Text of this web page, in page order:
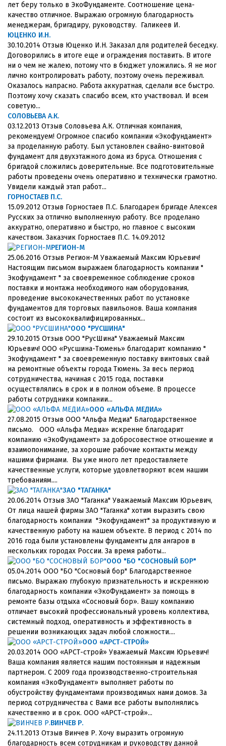
лет беру только в ЭкоФундаменте. Соотношение цена-
качество отличное. Выражаю огромную благодарность
менеджерам, бригадиру, руководству. Галикеев И.
ЮЦЕНКО И.Н.
30.10.2014 Отзыв Юценко И.Н. Заказал для родителей беседку.
Договорились в итоге еще и ограждения поставить. В итоге
ни о чем не жалею, потому что в бюджет уложились. Я не мог
лично контролировать работу, поэтому очень переживал.
Оказалось напрасно. Работа аккуратная, сделали все быстро.
Поэтому хочу сказать спасибо всем, кто участвовал. И всем
советую...
СОЛОВЬЕВА А.К.
03.12.2013 Отзыв Соловьева А.К. Отличная компания,
рекомендуем! Огромное спасибо компании «Экофундамент»
за проделанную работу. Был установлен свайно-винтовой
фундамент для двухэтажного дома из бруса. Отношения с
бригадой сложились доверительные. Все подготовительные
работы проведены очень оперативно и технически грамотно.
Увидели каждый этап работ...
ГОРНОСТАЕВ П.С.
15.09.2012 Отзыв Горностаев П.С. Благодарен бригаде Алексея
Русских за отлично выполненную работу. Все проделано
аккуратно, оперативно и быстро, но главное с высоким
качеством. Заказчик Горностаев П.С. 14.09.2012
РЕГИОН-М
25.06.2016 Отзыв Регион-М Уважаемый Максим Юрьевич!
Настоящим письмом выражаем благодарность компании "
Экофундамент " за своевременное соблюдение сроков
поставки и монтажа необходимого нам оборудования,
проведение высококачественных работ по установке
фундаментов для торговых павильонов. Ваша компания
состоит из высококвалифицированных...
ООО "РУСШИНА"
29.10.2015 Отзыв ООО "РусШина" Уважаемый Максим
Юрьевич! ООО «Русшина-Тюмень» благодарит компанию "
Экофундамент " за своевременную поставку винтовых свай
на ремонтные объекты города Тюмень. За весь период
сотрудничества, начиная с 2015 года, поставки
осуществлялись в срок и в полном объеме. В процессе
работы сотрудники компании...
ООО «АЛЬФА МЕДИА»
27.08.2015 Отзыв ООО "Альфа Медиа" Благодарственное
письмо. ООО «Альфа Медиа» искренне благодарит
компанию «ЭкоФундамент» за добросовестное отношение и
взаимопонимание, за хорошие рабочие контакты между
нашими фирмами. Вы уже много лет предоставляете
качественные услуги, которые удовлетворяют всем нашим
требованиям....
ЗАО "ТАГАНКА"
20.06.2014 Отзыв ЗАО "Таганка" Уважаемый Максим Юрьевич,
От лица нашей фирмы ЗАО "Таганка" хотим выразить свою
благодарность компании "Экофундамент" за продуктивную и
качественную работу на нашем объекте. В период с 2014 по
2016 года были установлены фундаменты для ангаров в
нескольких городах России. За время работы...
ООО "БО "СОСНОВЫЙ БОР"
05.04.2014 ООО "БО "Сосновый бор" Благодарственное
письмо. Выражаю глубокую признательность и искреннюю
благодарность компании «ЭкоФундамент» за помощь в
ремонте базы отдыха «Сосновый бор». Вашу компанию
отличает высокий профессиональный уровень коллектива,
системный подход, оперативность и эффективность в
решении возникающих задач любой сложности....
ООО «АРСТ-СТРОЙ»
20.03.2014 ООО «АРСТ-строй» Уважаемый Максим Юрьевич!
Ваша компания является нашим постоянным и надежным
партнером. С 2009 года производственно-строительная
компания «ЭкоФундамент» выполняет работы по
обустройству фундаментами производимых нами домов. За
период сотрудничества с Вами все работы выполнялись
качественно и в срок. ООО «АРСТ-строй»...
ВИНЧЕВ Р.
24.11.2013 Отзыв Винчев Р. Хочу выразить огромную
благодарность всем сотрудникам и руководству данной